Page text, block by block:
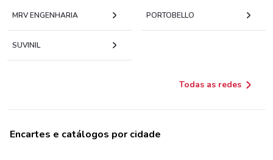
MRV ENGENHARIA PORTOBELLO
SUVINIL
Todas as redes
Encartes e catálogos por cidade